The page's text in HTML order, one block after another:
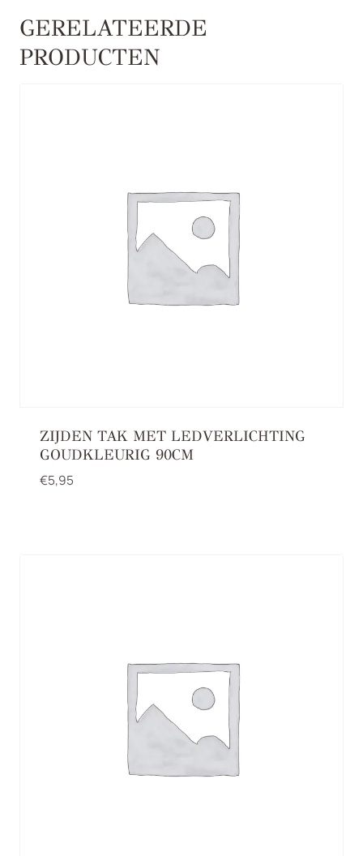
GERELATEERDE
PRODUCTEN
ZIJDEN TAK MET LEDVERLICHTING
GOUDKLEURIG 90CM
€5,95